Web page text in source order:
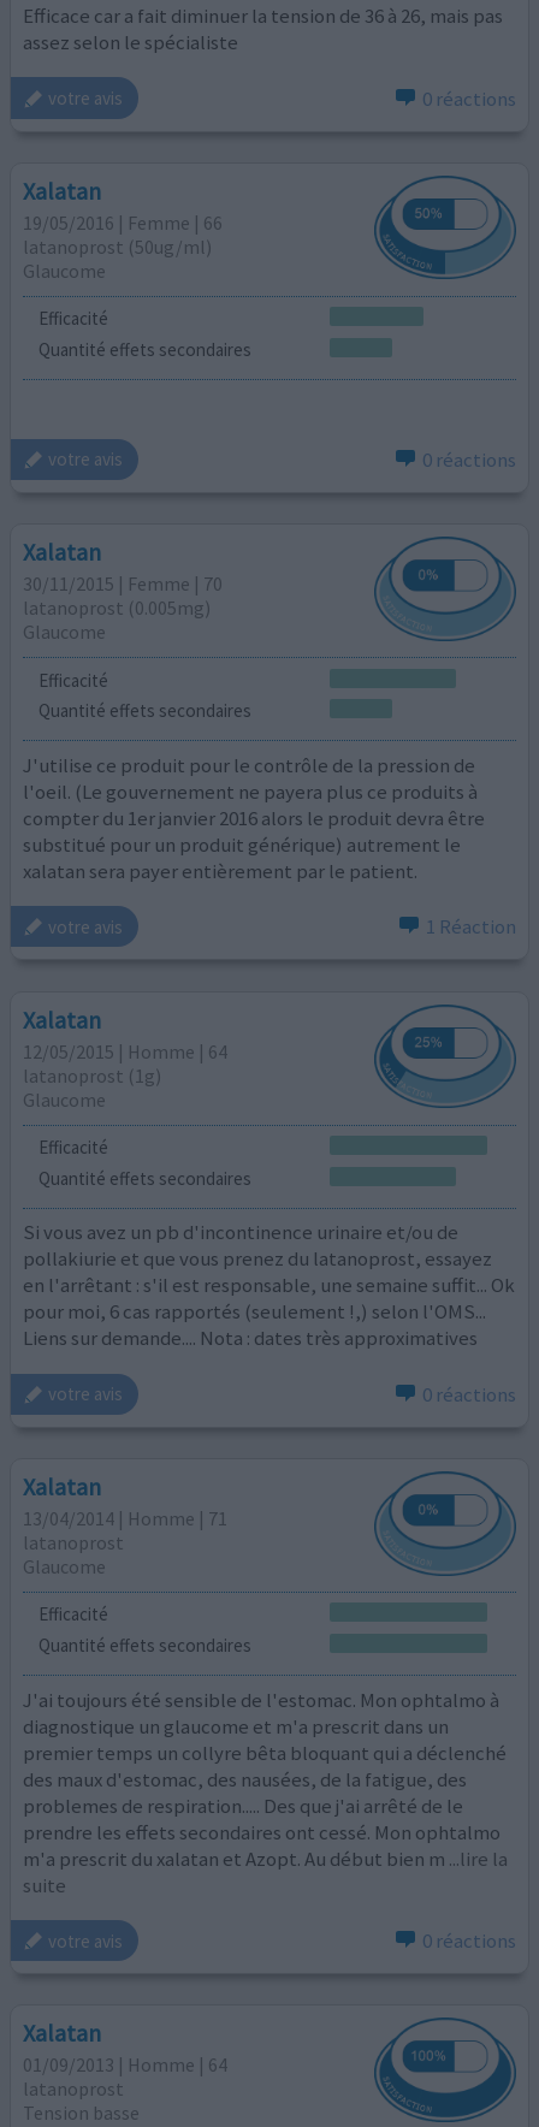
Efficace car a fait diminuer la tension de 36 à 26, mais pas
assez selon le spécialiste
votre avis 0 réactions
Xalatan
19/05/2016 | Femme | 66
latanoprost (50ug/ml)
Glaucome
Efficacité
Quantité effets secondaires
votre avis 0 réactions
Xalatan
30/11/2015 | Femme | 70
latanoprost (0.005mg)
Glaucome
Efficacité
Quantité effets secondaires
J'utilise ce produit pour le contrôle de la pression de
l'oeil. (Le gouvernement ne payera plus ce produits à
compter du 1er janvier 2016 alors le produit devra être
substitué pour un produit générique) autrement le
xalatan sera payer entièrement par le patient.
votre avis 1 Réaction
Xalatan
12/05/2015 | Homme | 64
latanoprost (1g)
Glaucome
Efficacité
Quantité effets secondaires
Si vous avez un pb d'incontinence urinaire et/ou de
pollakiurie et que vous prenez du latanoprost, essayez
en l'arrêtant : s'il est responsable, une semaine suffit... Ok
pour moi, 6 cas rapportés (seulement !,) selon l'OMS...
Liens sur demande.... Nota : dates très approximatives
votre avis 0 réactions
Xalatan
13/04/2014 | Homme | 71
latanoprost
Glaucome
Efficacité
Quantité effets secondaires
J'ai toujours été sensible de l'estomac. Mon ophtalmo à
diagnostique un glaucome et m'a prescrit dans un
premier temps un collyre bêta bloquant qui a déclenché
des maux d'estomac, des nausées, de la fatigue, des
problemes de respiration..... Des que j'ai arrêté de le
prendre les effets secondaires ont cessé. Mon ophtalmo
m'a prescrit du xalatan et Azopt. Au début bien m ...lire la
suite
votre avis 0 réactions
Xalatan
01/09/2013 | Homme | 64
latanoprost
Tension basse